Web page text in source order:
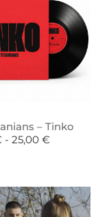
– Tinko
- 25,00 €